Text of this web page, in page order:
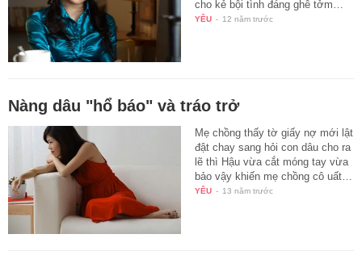
cho kẻ bội tình đáng ghê tởm…
YÊU - 12 năm trước
Nàng dâu "hổ báo" và tráo trở
Mẹ chồng thấy tờ giấy nợ mới lật
đật chay sang hỏi con dâu cho ra
lẽ thì Hậu vừa cắt móng tay vừa
bảo vậy khiến mẹ chồng cô uất…
YÊU - 13 năm trước